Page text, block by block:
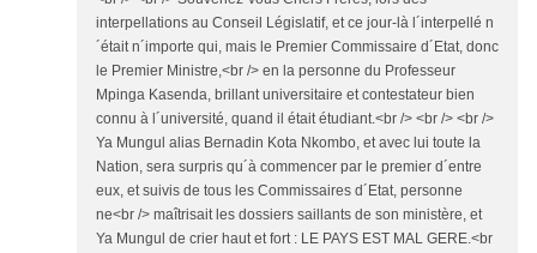
interpellations au Conseil Législatif, et ce jour-là l´interpellé n
´était n´importe qui, mais le Premier Commissaire d´Etat, donc
le Premier Ministre,<br /> en la personne du Professeur
Mpinga Kasenda, brillant universitaire et contestateur bien
connu à l´université, quand il était étudiant.<br /> <br /> <br />
Ya Mungul alias Bernadin Kota Nkombo, et avec lui toute la
Nation, sera surpris qu´à commencer par le premier d´entre
eux, et suivis de tous les Commissaires d´Etat, personne
ne<br /> maîtrisait les dossiers saillants de son ministère, et
Ya Mungul de crier haut et fort : LE PAYS EST MAL GERE.<br